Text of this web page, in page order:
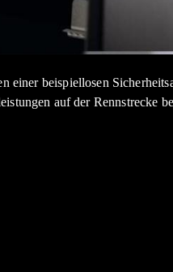
beispiellosen
auf der Rennstrecke